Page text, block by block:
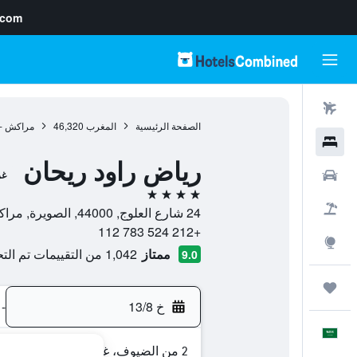
الصفحة الرئيسية المغرب 46,320 مراكش -
رياض راود ريحان
4 نجوم
24 شارع العلوج, 44000, الصويرة, مراكش - تانسيفت - الحوز, المغرب
+212 524 783 112
9.0 ممتاز 1,042 من التقييمات تم التحقق منها
خ 13/8 -
2 من الضيوف، غرفة واحدة